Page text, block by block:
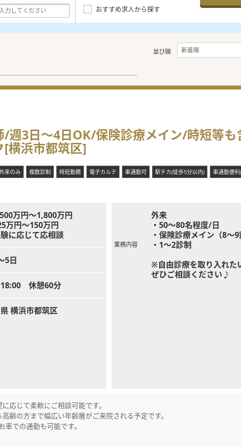
おすすめ求人から探す
並び順
3日～4日OK/保険診療メイン/時短等も
横浜市都筑区]
来のみ 複数診制 時短勤務 電子カルテ 車通勤可 駅チカ(徒歩5分以内) 車通勤便
万円～1,800万円
万円～150万円
に応じて応相談
5日
休憩60分
神奈川県 横浜市都筑区
業務内容
外来
・50～80名程度/日
・保険診療メイン（8～9
・1～2診制
※自由診療を取り入れた
ぜひご相談ください♪
応じて柔軟にご相談可能です。
齢の方まで幅広い年齢層がご来院される予定です。
車での通勤も可能です。